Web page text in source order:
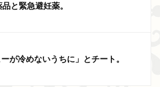
と緊急避妊薬。
ーが冷めないうちに」とチート。